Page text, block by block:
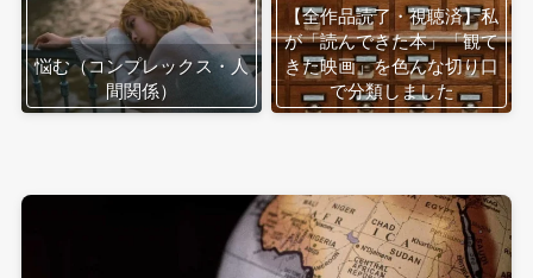
悩む（コンプレックス・人
間関係）
【全作品読了・視聴済】私
が「読んできた本」「観て
きた映画」を色んな切り口
で分類しました